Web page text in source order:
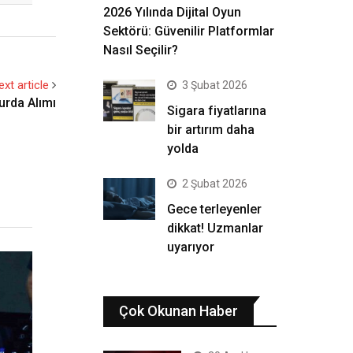
article
Alımı
2026 Yılında Dijital Oyun
Sektörü: Güvenilir Platformlar
Nasıl Seçilir?
3 Şubat 2026
Sigara fiyatlarına
bir artırım daha
yolda
2 Şubat 2026
Gece terleyenler
dikkat! Uzmanlar
uyarıyor
Çok Okunan Haber